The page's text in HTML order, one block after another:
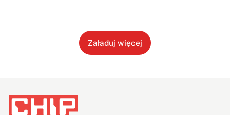
Załaduj więcej